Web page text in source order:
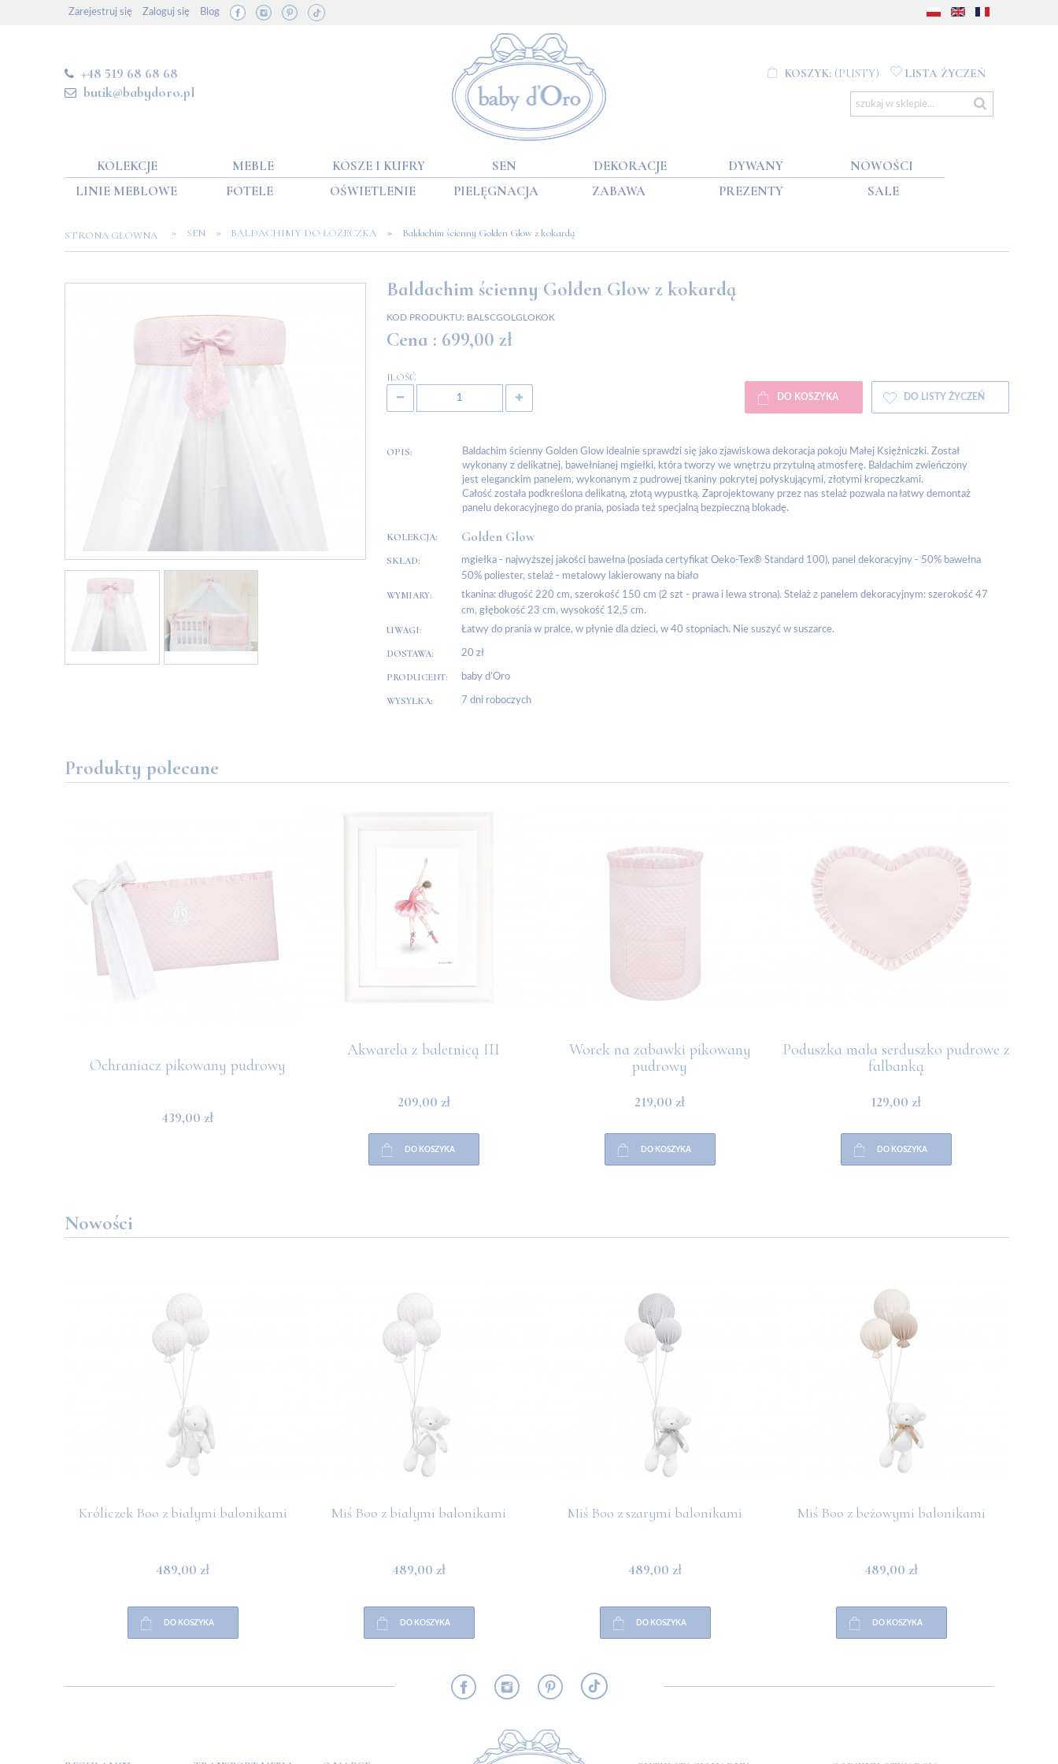
Zarejestruj się Zaloguj się Blog
+48 519 68 68 68
butik@babydoro.pl
KOSZYK: (PUSTY) LISTA ŻYCZEŃ
KOLEKCJE MEBLE KOSZE I KUFRY SEN DEKORACJE DYWANY
NOWOŚCI
LINIE MEBLOWE
FOTELE OŚWIETLENIE PIELĘGNACJA ZABAWA PREZENTY SALE
STRONA GŁÓWNA » SEN » BALDACHIMY DO ŁÓŻECZKA » Baldachim ścienny Golden Glow z kokardą
Baldachim ścienny Golden Glow z kokardą
KOD PRODUKTU: BALSCGOLGLOKOK
Cena : 699,00 zł
ILOŚĆ
DO KOSZYKA DO LISTY ŻYCZEŃ
OPIS:
Baldachim ścienny Golden Glow idealnie sprawdzi się jako zjawiskowa dekoracja pokoju Małej Księżniczki. Został
wykonany z delikatnej, bawełnianej mgiełki, która tworzy we wnętrzu przytulną atmosferę. Baldachim zwieńczony
jest eleganckim panelem, wykonanym z pudrowej tkaniny pokrytej połyskującymi, złotymi kropeczkami.
Całość została podkreślona delikatną, złotą wypustką. Zaprojektowany przez nas stelaż pozwala na łatwy demontaż
panelu dekoracyjnego do prania, posiada też specjalną bezpieczną blokadę.
KOLEKCJA: Golden Glow
SKŁAD:
mgiełka - najwyższej jakości bawełna (posiada certyfikat Oeko-Tex® Standard 100), panel dekoracyjny - 50% bawełna
50% poliester, stelaż - metalowy lakierowany na biało
WYMIARY:
tkanina: długość 220 cm, szerokość 150 cm (2 szt - prawa i lewa strona). Stelaż z panelem dekoracyjnym: szerokość 47
cm, głębokość 23 cm, wysokość 12,5 cm.
UWAGI: Łatwy do prania w pralce, w płynie dla dzieci, w 40 stopniach. Nie suszyć w suszarce.
DOSTAWA: 20 zł
PRODUCENT: baby d’Oro
WYSYŁKA: 7 dni roboczych
Produkty polecane
Ochraniacz pikowany pudrowy
439,00 zł
Akwarela z baletnicą III
209,00 zł
DO KOSZYKA
Worek na zabawki pikowany
pudrowy
219,00 zł
DO KOSZYKA
Poduszka mała serduszko pudrowe z
falbanką
129,00 zł
DO KOSZYKA
Nowości
Króliczek Boo z białymi balonikami
489,00 zł
DO KOSZYKA
Miś Boo z białymi balonikami
489,00 zł
DO KOSZYKA
Miś Boo z szarymi balonikami
489,00 zł
DO KOSZYKA
Miś Boo z beżowymi balonikami
489,00 zł
DO KOSZYKA